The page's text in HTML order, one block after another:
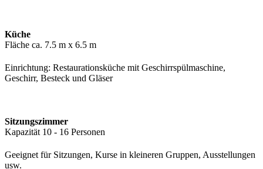
Küche
Fläche ca. 7.5 m x 6.5 m
Einrichtung: Restaurationsküche mit Geschirrspülmaschine,
Geschirr, Besteck und Gläser
Sitzungszimmer
Kapazität 10 - 16 Personen
Geeignet für Sitzungen, Kurse in kleineren Gruppen, Ausstellungen
usw.